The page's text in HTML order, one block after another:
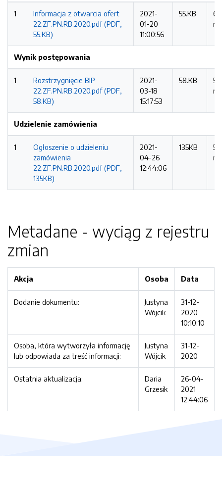
1
Informacja z otwarcia ofert
22.ZF.PN.RB.2020.pdf (PDF,
55.KB)
2021-
01-20
11:00:56
55.KB
Wynik postępowania
1
Rozstrzygnięcie BIP
22.ZF.PN.RB.2020.pdf (PDF,
58.KB)
2021-
03-18
15:17:53
58.KB
Udzielenie zamówienia
1
Ogłoszenie o udzieleniu
zamówienia
22.ZF.PN.RB.2020.pdf (PDF,
135KB)
2021-
04-26
12:44:06
135KB
Metadane - wyciąg z rejestru
zmian
Akcja Osoba Data
Dodanie dokumentu:
Justyna
Wójcik
31-12-
2020
10:10:10
Osoba, która wytworzyła informację
lub odpowiada za treść informacji:
Justyna
Wójcik
31-12-
2020
Ostatnia aktualizacja:
Daria
Grzesik
26-04-
2021
12:44:06